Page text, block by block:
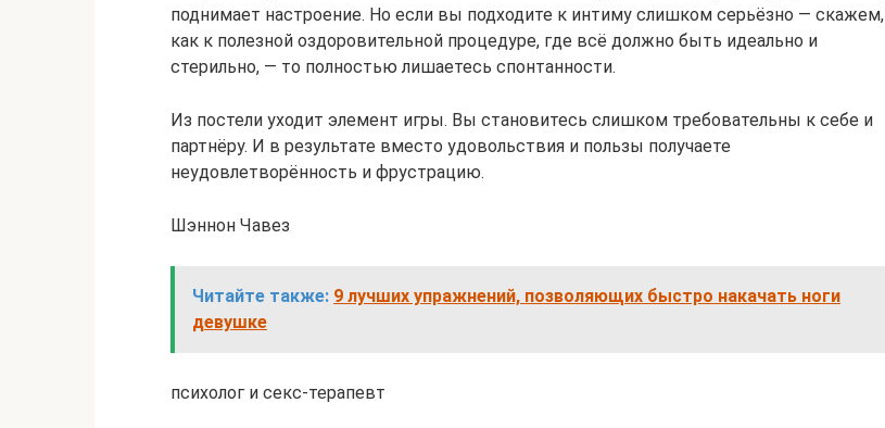
поднимает настроение. Но если вы подходите к интиму слишком серьёзно — скажем,
как к полезной оздоровительной процедуре, где всё должно быть идеально и
стерильно, — то полностью лишаетесь спонтанности.
Из постели уходит элемент игры. Вы становитесь слишком требовательны к себе и
партнёру. И в результате вместо удовольствия и пользы получаете
неудовлетворённость и фрустрацию.
Шэннон Чавез
Читайте также: 9 лучших упражнений, позволяющих быстро накачать ноги
девушке
психолог и секс-терапевт